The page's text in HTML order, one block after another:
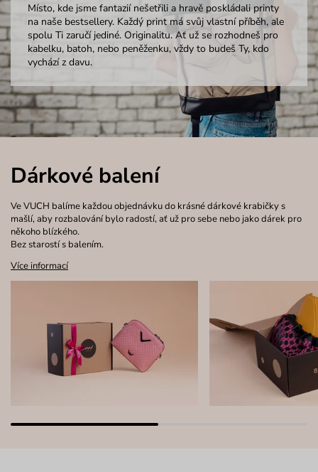
Místo, kde jsme fantazií nešetřili a hravě poskládali printy
na naše bestsellery. Každý print má svůj vlastní příběh, ale
spolu Ti zaručí jediné. Originalitu. Ať už se rozhodneš pro
kabelku, batoh, nebo peněženku, vždy to budeš Ty, kdo
vychází z davu.
Dárkové balení
Ve VUCH balíme každou objednávku do krásné dárkové krabičky s
mašlí, aby rozbalování bylo radostí, ať už pro sebe nebo jako dárek pro
někoho blízkého.
Bez starostí s balením.
Více informací